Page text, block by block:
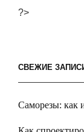
?>
СВЕЖИЕ
Саморезы: как